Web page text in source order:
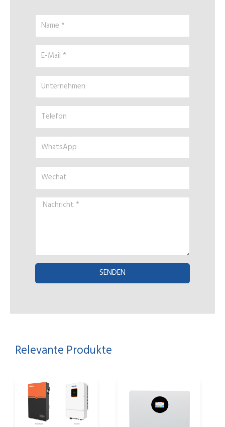
Name
*
E-
Mail
* Unternehmen
Telefon
WhatsApp
Wechat
Nachricht
SENDEN
Relevante Produkte